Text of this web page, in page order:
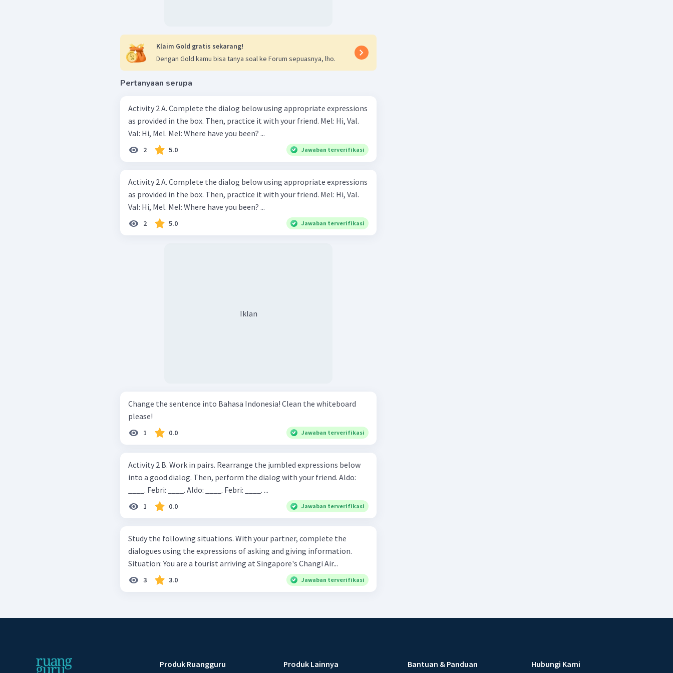
Klaim Gold gratis sekarang!
Dengan Gold kamu bisa tanya soal ke Forum sepuasnya, lho.
Pertanyaan serupa
Activity 2 A. Complete the dialog below using appropriate expressions
as provided in the box. Then, practice it with your friend. Mel: Hi, Val.
Val: Hi, Mel. Mel: Where have you been? ...
2 5.0 Jawaban terverifikasi
Activity 2 A. Complete the dialog below using appropriate expressions
as provided in the box. Then, practice it with your friend. Mel: Hi, Val.
Val: Hi, Mel. Mel: Where have you been? ...
2 5.0 Jawaban terverifikasi
Iklan
Change the sentence into Bahasa Indonesia! Clean the whiteboard
please!
1 0.0 Jawaban terverifikasi
Activity 2 B. Work in pairs. Rearrange the jumbled expressions below
into a good dialog. Then, perform the dialog with your friend. Aldo:
____. Febri: ____. Aldo: ____. Febri: ____. ...
1 0.0 Jawaban terverifikasi
Study the following situations. With your partner, complete the
dialogues using the expressions of asking and giving information.
Situation: You are a tourist arriving at Singapore's Changi Air...
3 3.0 Jawaban terverifikasi
Produk Ruangguru Produk Lainnya Bantuan & Panduan Hubungi Kami